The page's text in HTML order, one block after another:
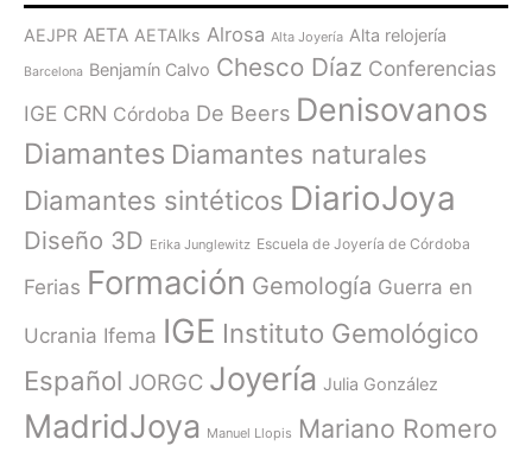
AEJPR AETA AETAlks Alrosa Alta Joyería Alta relojería
Barcelona Benjamín Calvo Chesco Díaz Conferencias
IGE CRN Córdoba De Beers Denisovanos
Diamantes Diamantes naturales
Diamantes sintéticos DiarioJoya
Diseño 3D Erika Junglewitz Escuela de Joyería de Córdoba
Ferias Formación Gemología Guerra en
Ucrania Ifema IGE Instituto Gemológico
Español JORGC Joyería Julia González
MadridJoya Manuel Llopis Mariano Romero